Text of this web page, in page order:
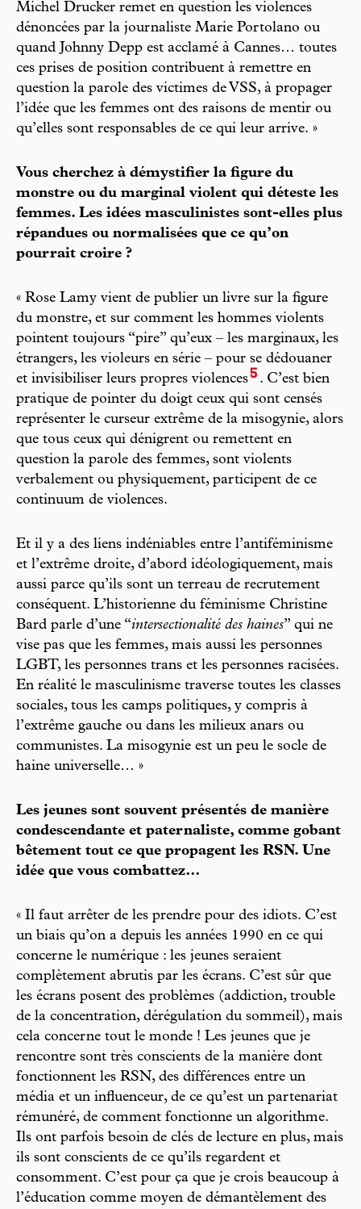
Michel Drucker remet en question les violences
dénoncées par la journaliste Marie Portolano ou
quand Johnny Depp est acclamé à Cannes… toutes
ces prises de position contribuent à remettre en
question la parole des victimes de VSS, à propager
l’idée que les femmes ont des raisons de mentir ou
qu’elles sont responsables de ce qui leur arrive. »
Vous cherchez à démystifier la figure du
monstre ou du marginal violent qui déteste les
femmes. Les idées masculinistes sont-elles plus
répandues ou normalisées que ce qu’on
pourrait croire ?
« Rose Lamy vient de publier un livre sur la figure
du monstre, et sur comment les hommes violents
pointent toujours “pire” qu’eux – les marginaux, les
étrangers, les violeurs en série – pour se dédouaner
et invisibiliser leurs propres violences5 . C’est bien
pratique de pointer du doigt ceux qui sont censés
représenter le curseur extrême de la misogynie, alors
que tous ceux qui dénigrent ou remettent en
question la parole des femmes, sont violents
verbalement ou physiquement, participent de ce
continuum de violences.
Et il y a des liens indéniables entre l’antiféminisme
et l’extrême droite, d’abord idéologiquement, mais
aussi parce qu’ils sont un terreau de recrutement
conséquent. L’historienne du féminisme Christine
Bard parle d’une “intersectionalité des haines” qui ne
vise pas que les femmes, mais aussi les personnes
LGBT, les personnes trans et les personnes racisées.
En réalité le masculinisme traverse toutes les classes
sociales, tous les camps politiques, y compris à
l’extrême gauche ou dans les milieux anars ou
communistes. La misogynie est un peu le socle de
haine universelle… »
Les jeunes sont souvent présentés de manière
condescendante et paternaliste, comme gobant
bêtement tout ce que propagent les RSN. Une
idée que vous combattez…
« Il faut arrêter de les prendre pour des idiots. C’est
un biais qu’on a depuis les années 1990 en ce qui
concerne le numérique : les jeunes seraient
complètement abrutis par les écrans. C’est sûr que
les écrans posent des problèmes (addiction, trouble
de la concentration, dérégulation du sommeil), mais
cela concerne tout le monde ! Les jeunes que je
rencontre sont très conscients de la manière dont
fonctionnent les RSN, des différences entre un
média et un influenceur, de ce qu’est un partenariat
rémunéré, de comment fonctionne un algorithme.
Ils ont parfois besoin de clés de lecture en plus, mais
ils sont conscients de ce qu’ils regardent et
consomment. C’est pour ça que je crois beaucoup à
l’éducation comme moyen de démantèlement des